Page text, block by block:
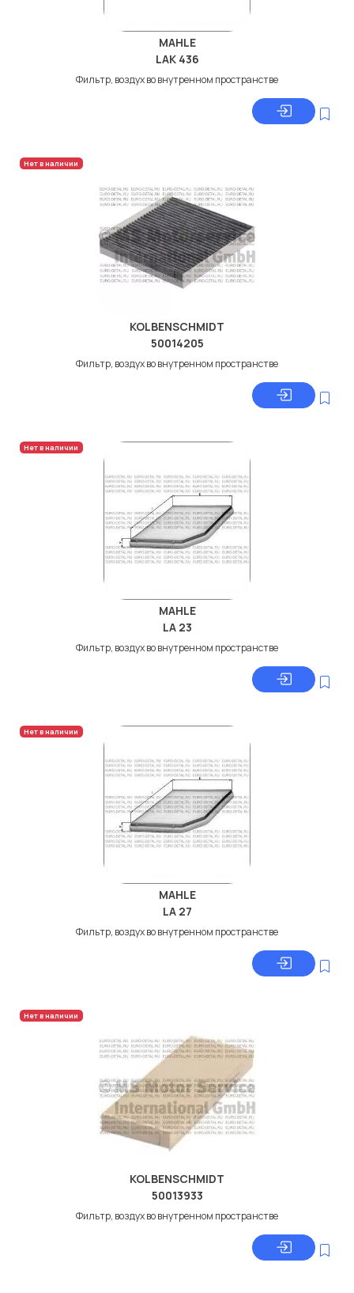
MAHLE
LAK 436
Фильтр, воздух во внутренном пространстве
Нет в наличии
KOLBENSCHMIDT
50014205
Фильтр, воздух во внутренном пространстве
Нет в наличии
MAHLE
LA 23
Фильтр, воздух во внутренном пространстве
Нет в наличии
MAHLE
LA 27
Фильтр, воздух во внутренном пространстве
Нет в наличии
KOLBENSCHMIDT
50013933
Фильтр, воздух во внутренном пространстве